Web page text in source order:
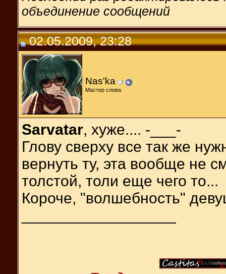
объединение сообщений
02.05.2009, 23:28
Nas'ka
Мастер слова
Sarvatar, хуже.... -___-
Глову сверху все так же
вернуть ту, эта вообще не
толстой, толи еще чего то...
Короче, "волшебность"